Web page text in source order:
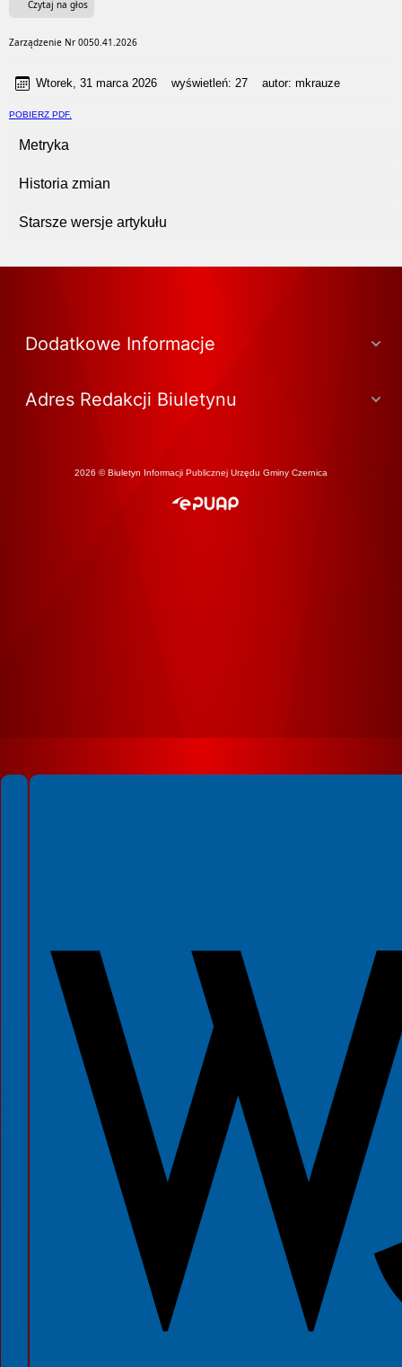
Czytaj na głos
Zarządzenie Nr 0050.41.2026
Wtorek, 31 marca 2026 wyświetleń: 27 autor: mkrauze
POBIERZ PDF.
Metryka
Historia zmian
Starsze wersje artykułu
Dodatkowe Informacje
Adres Redakcji Biuletynu
2026 © Biuletyn Informacji Publicznej Urzędu Gminy Czernica
Spełniamy standardy WCAG 2.2
Spełniamy standardy W3C